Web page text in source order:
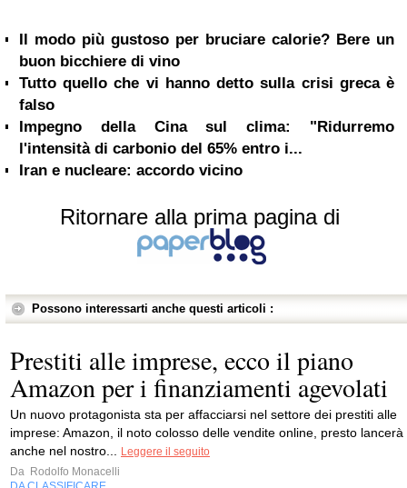
Il modo più gustoso per bruciare calorie? Bere un
buon bicchiere di vino
Tutto quello che vi hanno detto sulla crisi greca è
falso
Impegno della Cina sul clima: "Ridurremo
l'intensità di carbonio del 65% entro i...
Iran e nucleare: accordo vicino
Ritornare alla prima pagina di
Possono interessarti anche questi articoli :
Prestiti alle imprese, ecco il piano
Amazon per i finanziamenti agevolati
Un nuovo protagonista sta per affacciarsi nel settore dei prestiti alle
imprese: Amazon, il noto colosso delle vendite online, presto lancerà
anche nel nostro...
Leggere il seguito
Da Rodolfo Monacelli